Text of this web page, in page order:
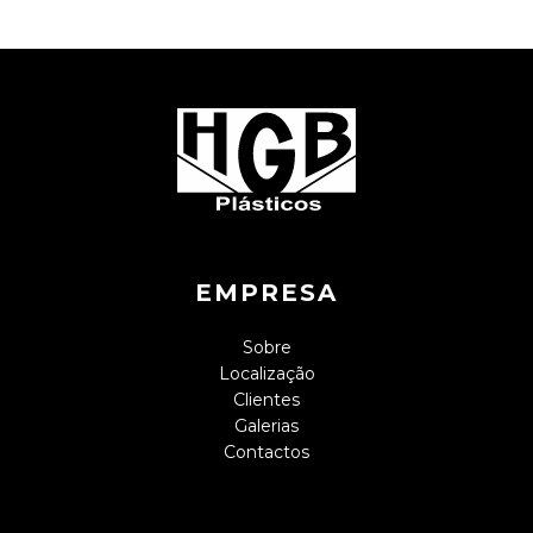
EMPRESA
Sobre
Localização
Clientes
Galerias
Contactos